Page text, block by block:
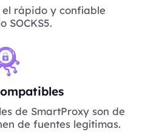
el rápido y confiable
SOCKS5.
de SmartProxy son de
de fuentes legítimas.